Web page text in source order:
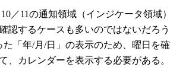
／11の通知領域（インジケータ領域）
認するケースも多いのではないだろう
「年/月/日」の表示のため、曜日を確
、カレンダーを表示する必要がある。